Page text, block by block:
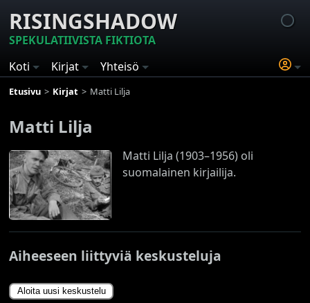
RISINGSHADOW
SPEKULATIIVISTA FIKTIOTA
Koti
Kirjat Yhteisö
Etusivu Kirjat Matti Lilja
Matti Lilja
Matti Lilja (1903–1956) oli
suomalainen kirjailija.
Aiheeseen liittyviä keskusteluja
Aloita uusi keskustelu